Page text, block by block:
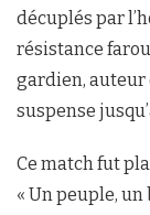
décuplés par
résistance
gardien, auteur
suspense
Ce match fut
« Un peuple, un